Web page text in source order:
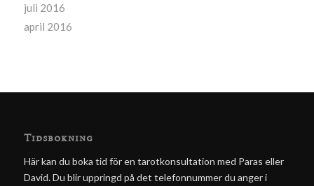
juli 2016
april 2016
Tidsbokning
Här kan du boka tid för en tarotkonsultation med Paras eller
David. Du blir uppringd på det telefonnummer du anger i